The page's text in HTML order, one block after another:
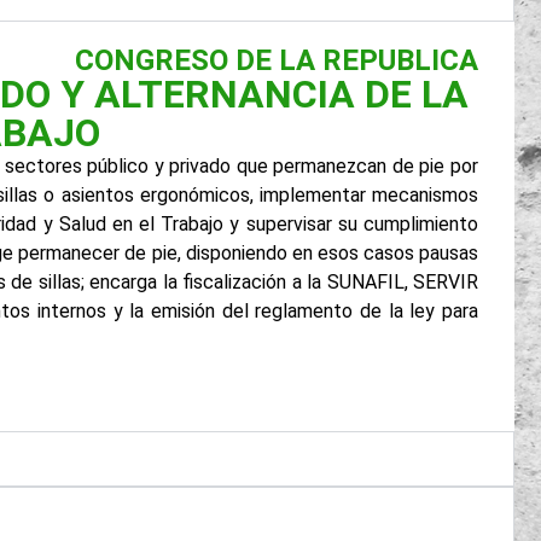
CONGRESO DE LA REPUBLICA
Y ALTERNANCIA DE LA
público y privado que permanezcan de pie por
o asientos ergonómicos, implementar mecanismos
y Salud en el Trabajo y supervisar su cumplimiento
de pie, disponiendo en esos casos pausas
sillas; encarga la fiscalización a la SUNAFIL, SERVIR
internos y la emisión del reglamento de la ley para